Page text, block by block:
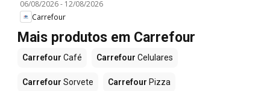
06/08/2026- 12/08/2026
Carrefour
Mais produtos em Carrefour
Carrefour Café Carrefour Celulares
Carrefour Sorvete Carrefour Pizza